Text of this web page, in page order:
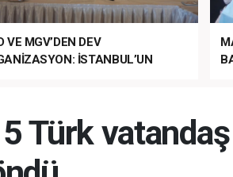
VE MGV’DEN DEV
İSTANBUL’UN
Türk